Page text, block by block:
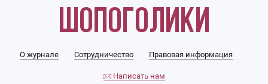
О журнале Сотрудничество Правовая информация
Написать нам